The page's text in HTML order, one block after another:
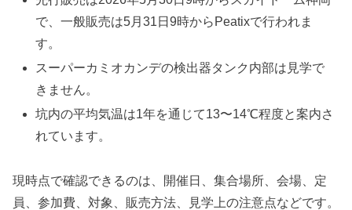
で、一般販売は5月31日9時からPeatixで行われま
す。
スーパーカミオカンデの検出器タンク内部は見学で
きません。
坑内の平均気温は1年を通じて13〜14℃程度と案内さ
れています。
現時点で確認できるのは、開催日、集合場所、会場、定
員、参加費、対象、販売方法、見学上の注意点などです。